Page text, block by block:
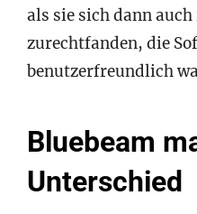
als sie sich dann
zurechtfanden, die
benutzerfreundlich
Bluebeam
Unterschied